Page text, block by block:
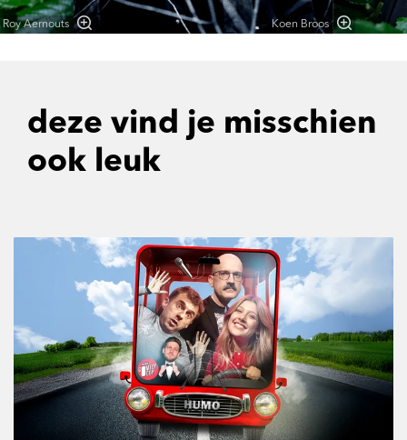
Roy Aernouts Koen Broos
deze vind je misschien
ook leuk